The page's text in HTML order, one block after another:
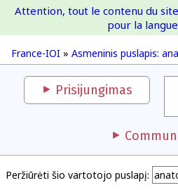
France-IOI » Asmeninis puslapis:
Attention, tout le contenu du
pour la
Prisijungimas
Peržiūrėti šio vartotojo puslapį: